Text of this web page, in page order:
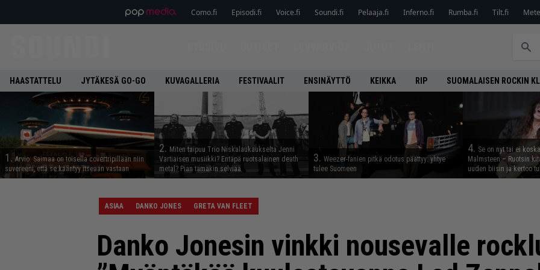
Como.fi Episodi.fi Voice.fi Soundi.fi Pelaaja.fi Inferno.fi Rumba.fi Tilt.fi
HAASTATTELU JYTÄKESÄ GO-GO KUVAGALLERIA FESTIVAALIT ENSINÄYTTÖ KEIKKA RIP SUOMALAISEN ROCKIN
1. Arvio: Saimaa on toisella covertripillään niin
suvereeni, että se kääntyy itseään vastaan
2. Miten taipuu Trio Niskalaukaukselta Jenni
Vartiaisen musiikki? Entäpä ruotsalainen death
metal? Pian tämäkin selviää
3. Weezer-fanien pitkä odotus päättyy: yhtye
tulee Suomeen
4. Se on nyt tai ei
Malmsteen – Ruotsin
uuden biisin ja kertoo
ASIAA DANKO JONES GRETA VAN FLEET
Danko Jonesin vinkki nousevalle